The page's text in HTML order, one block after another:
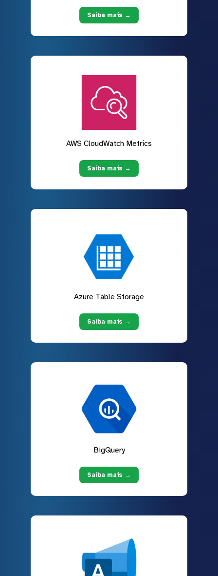
Saiba mais →
AWS CloudWatch Metrics
Saiba mais →
Azure Table Storage
Saiba mais →
BigQuery
Saiba mais →